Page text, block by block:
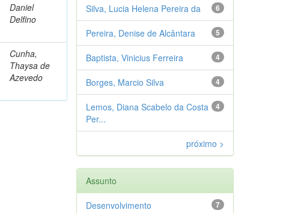
Daniel
Delfino
Cunha,
Thaysa de
Azevedo
6
Silva, Lucia Helena Pereira da
5
Pereira, Denise de Alcântara
4
Baptista, Vinicius Ferreira
4
Borges, Marcio Silva
4
Lemos, Diana Scabelo da Costa
Per...
próximo >
Assunto
7
Desenvolvimento